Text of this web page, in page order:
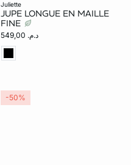
juliette
JUPE LONGUE EN MAILLE
FINE
د.م. 549,00
-50%